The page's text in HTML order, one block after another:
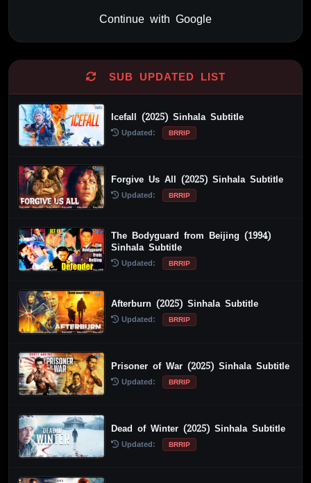
Continue with Google
SUB UPDATED LIST
Icefall (2025) Sinhala Subtitle
Updated: BRRIP
Forgive Us All (2025) Sinhala Subtitle
Updated: BRRIP
The Bodyguard from Beijing (1994)
Sinhala Subtitle
Updated: BRRIP
Afterburn (2025) Sinhala Subtitle
Updated: BRRIP
Prisoner of War (2025) Sinhala Subtitle
Updated: BRRIP
Dead of Winter (2025) Sinhala Subtitle
Updated: BRRIP